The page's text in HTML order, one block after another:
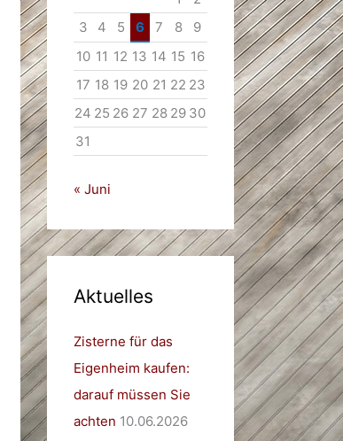
3
4 5 6 7 8
9
10 11 12 13 14 15 16
17 18 19 20 21 22 23
24 25 26 27 28 29 30
31
« Juni
Aktuelles
Zisterne für das
Eigenheim kaufen:
darauf müssen Sie
achten 10.06.2026